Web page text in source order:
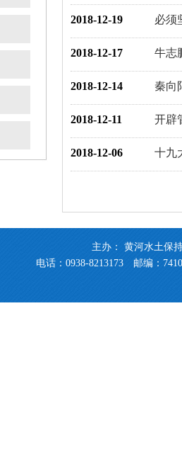
2018-12-19 必须
2018-12-17 牛志
2018-12-14 秦向
2018-12-11 开辟
2018-12-06 十九
主办： 黄河水土保
电话：0938-8213173 邮编：